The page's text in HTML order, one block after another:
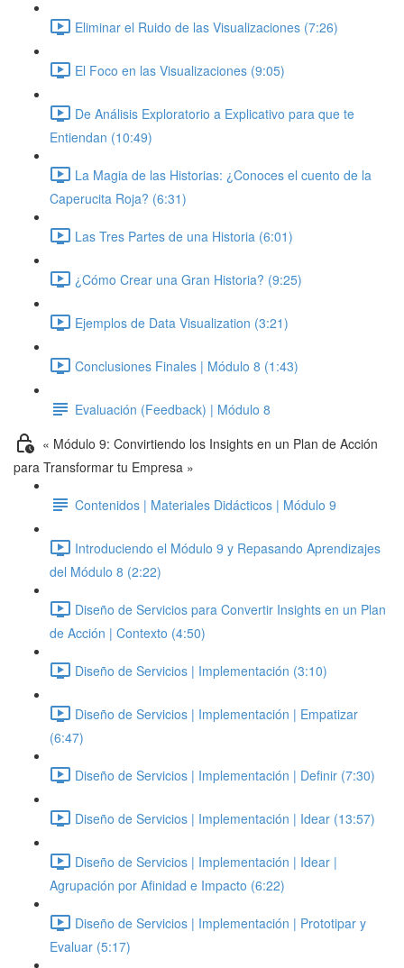
Eliminar el Ruido de las Visualizaciones (7:26)
El Foco en las Visualizaciones (9:05)
De Análisis Exploratorio a Explicativo para que te
Entiendan (10:49)
La Magia de las Historias: ¿Conoces el cuento de la
Caperucita Roja? (6:31)
Las Tres Partes de una Historia (6:01)
¿Cómo Crear una Gran Historia? (9:25)
Ejemplos de Data Visualization (3:21)
Conclusiones Finales | Módulo 8 (1:43)
Evaluación (Feedback) | Módulo 8
« Módulo 9: Convirtiendo los Insights en un Plan de Acción
para Transformar tu Empresa »
Contenidos | Materiales Didácticos | Módulo 9
Introduciendo el Módulo 9 y Repasando Aprendizajes
del Módulo 8 (2:22)
Diseño de Servicios para Convertir Insights en un Plan
de Acción | Contexto (4:50)
Diseño de Servicios | Implementación (3:10)
Diseño de Servicios | Implementación | Empatizar
(6:47)
Diseño de Servicios | Implementación | Definir (7:30)
Diseño de Servicios | Implementación | Idear (13:57)
Diseño de Servicios | Implementación | Idear |
Agrupación por Afinidad e Impacto (6:22)
Diseño de Servicios | Implementación | Prototipar y
Evaluar (5:17)